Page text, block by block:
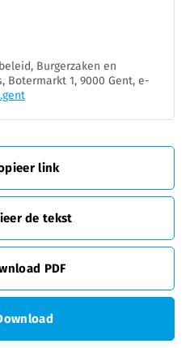
Burgerzaken en
Botermarkt 1, 9000 Gent, e-
link
de tekst
PDF